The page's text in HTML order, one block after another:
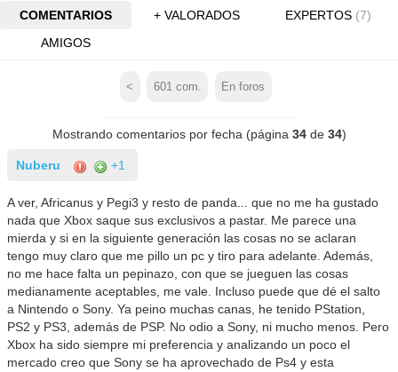
COMENTARIOS + VALORADOS EXPERTOS (7)
AMIGOS
< 601 com. En foros
Mostrando comentarios por fecha (página 34de 34)
Nuberu +1
A ver, Africanus y Pegi3 y resto de panda... que no me ha gustado
nada que Xbox saque sus exclusivos a pastar. Me parece una
mierda y si en la siguiente generación las cosas no se aclaran
tengo muy claro que me pillo un pc y tiro para adelante. Además,
no me hace falta un pepinazo, con que se jueguen las cosas
medianamente aceptables, me vale. Incluso puede que dé el salto
a Nintendo o Sony. Ya peino muchas canas, he tenido PStation,
PS2 y PS3, además de PSP. No odio a Sony, ni mucho menos. Pero
Xbox ha sido siempre mi preferencia y analizando un poco el
mercado creo que Sony se ha aprovechado de Ps4 y esta